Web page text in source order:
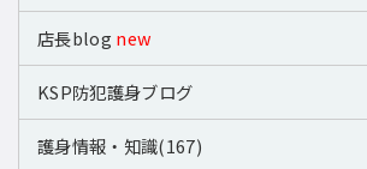
店長blog new
KSP防犯護身ブログ
護身情報・知識(167)